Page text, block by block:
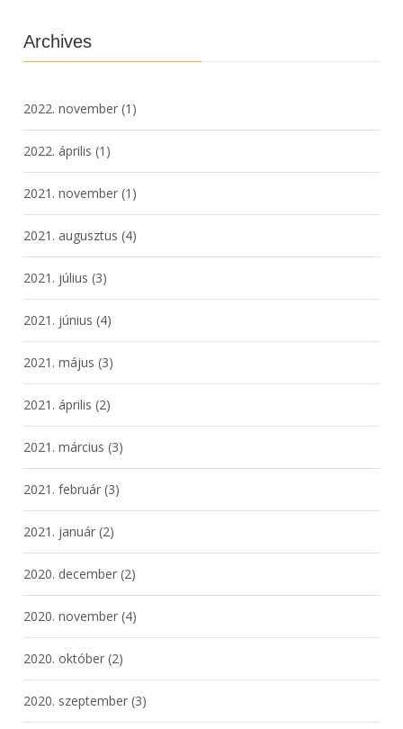
Archives
2022. november (1)
2022. április (1)
2021. november (1)
2021. augusztus (4)
2021. július (3)
2021. június (4)
2021. május (3)
2021. április (2)
2021. március (3)
2021. február (3)
2021. január (2)
2020. december (2)
2020. november (4)
2020. október (2)
2020. szeptember (3)